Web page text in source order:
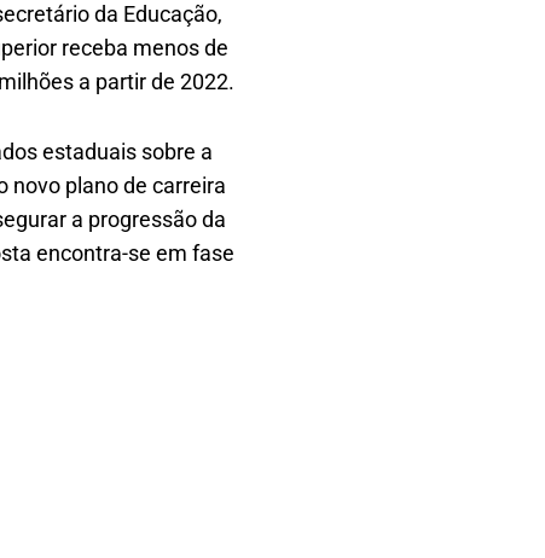
da Educação,
receba menos de
a partir de 2022.
estaduais sobre a
novo plano de carreira
a progressão da
encontra-se em fase